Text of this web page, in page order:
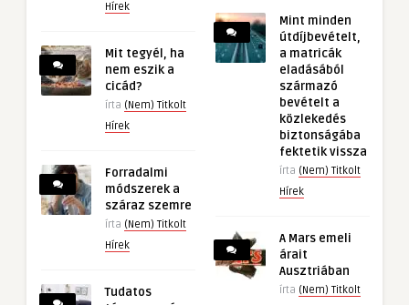
Hírek
Mit tegyél, ha
nem eszik a
cicád?
írta (Nem) Titkolt
Hírek
Forradalmi
módszerek a
száraz szemre
írta (Nem) Titkolt
Hírek
Tudatos
Mint minden
útdíjbevételt,
a matricák
eladásából
származó
bevételt a
közlekedés
biztonságába
fektetik vissza
írta (Nem) Titkolt
Hírek
A Mars emeli
árait
Ausztriában
írta (Nem) Titkolt